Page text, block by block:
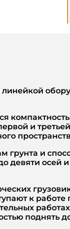
и
грунта и
девяти осей
к
поднять